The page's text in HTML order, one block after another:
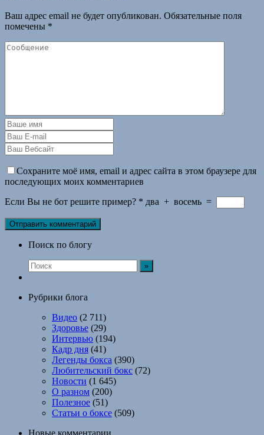
Ваш адрес email не будет опубликован. Обязательные поля
помечены *
Сохраните моё имя, email и адрес сайта в этом браузере для
последующих моих комментариев
Если Вы не бот решите пример? * два + восемь =
Поиск по блогу
Рубрики блога
Видео (2 711)
Здоровье (29)
Интервью (194)
Кадр дня (41)
Легенды бокса (390)
Любительский бокс (72)
Новости (1 645)
О разном (200)
Полезное (51)
Статьи о боксе (509)